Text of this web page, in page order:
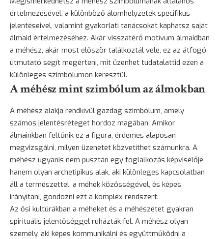
értelmezésével, a különböző álomhelyzetek specifikus
jelentéseivel, valamint gyakorlati tanácsokat kaphatsz saját
álmaid értelmezéséhez. Akár visszatérő motívum álmaidban
a méhész, akár most először találkoztál vele, ez az átfogó
útmutató segít megérteni, mit üzenhet tudatalattid ezen a
különleges szimbólumon keresztül.
A méhész mint szimbólum az álmokban
A méhész alakja rendkívül gazdag szimbólum, amely
számos jelentésréteget hordoz magában. Amikor
álmainkban feltűnik ez a figura, érdemes alaposan
megvizsgálni, milyen üzenetet közvetíthet számunkra. A
méhész ugyanis nem pusztán egy foglalkozás képviselője,
hanem olyan archetipikus alak, aki különleges kapcsolatban
áll a természettel, a méhek közösségével, és képes
irányítani, gondozni ezt a komplex rendszert.
Az ősi kultúrákban a méheket és a méhészetet gyakran
spirituális jelentőséggel ruházták fel. A méhész olyan
személy, aki képes kommunikálni és együttműködni a